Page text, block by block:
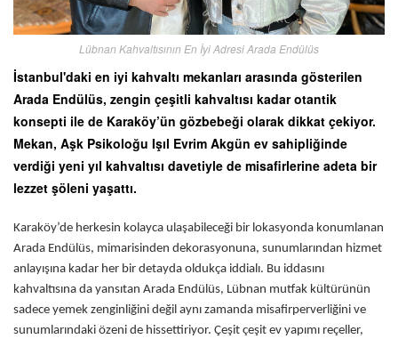
Lübnan Kahvaltısının En İyi Adresi Arada Endülüs
İstanbul'daki en iyi kahvaltı mekanları arasında gösterilen
Arada Endülüs, zengin çeşitli kahvaltısı kadar otantik
konsepti ile de Karaköy’ün gözbebeği olarak dikkat çekiyor.
Mekan, Aşk Psikoloğu Işıl Evrim Akgün ev sahipliğinde
verdiği yeni yıl kahvaltısı davetiyle de misafirlerine adeta bir
lezzet şöleni yaşattı.
Karaköy’de herkesin kolayca ulaşabileceği bir lokasyonda konumlanan
Arada Endülüs, mimarisinden dekorasyonuna, sunumlarından hizmet
anlayışına kadar her bir detayda oldukça iddialı. Bu iddasını
kahvaltısına da yansıtan Arada Endülüs, Lübnan mutfak kültürünün
sadece yemek zenginliğini değil aynı zamanda misafirperverliğini ve
sunumlarındaki özeni de hissettiriyor. Çeşit çeşit ev yapımı reçeller,